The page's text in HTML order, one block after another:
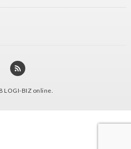
LOGI-BIZ online